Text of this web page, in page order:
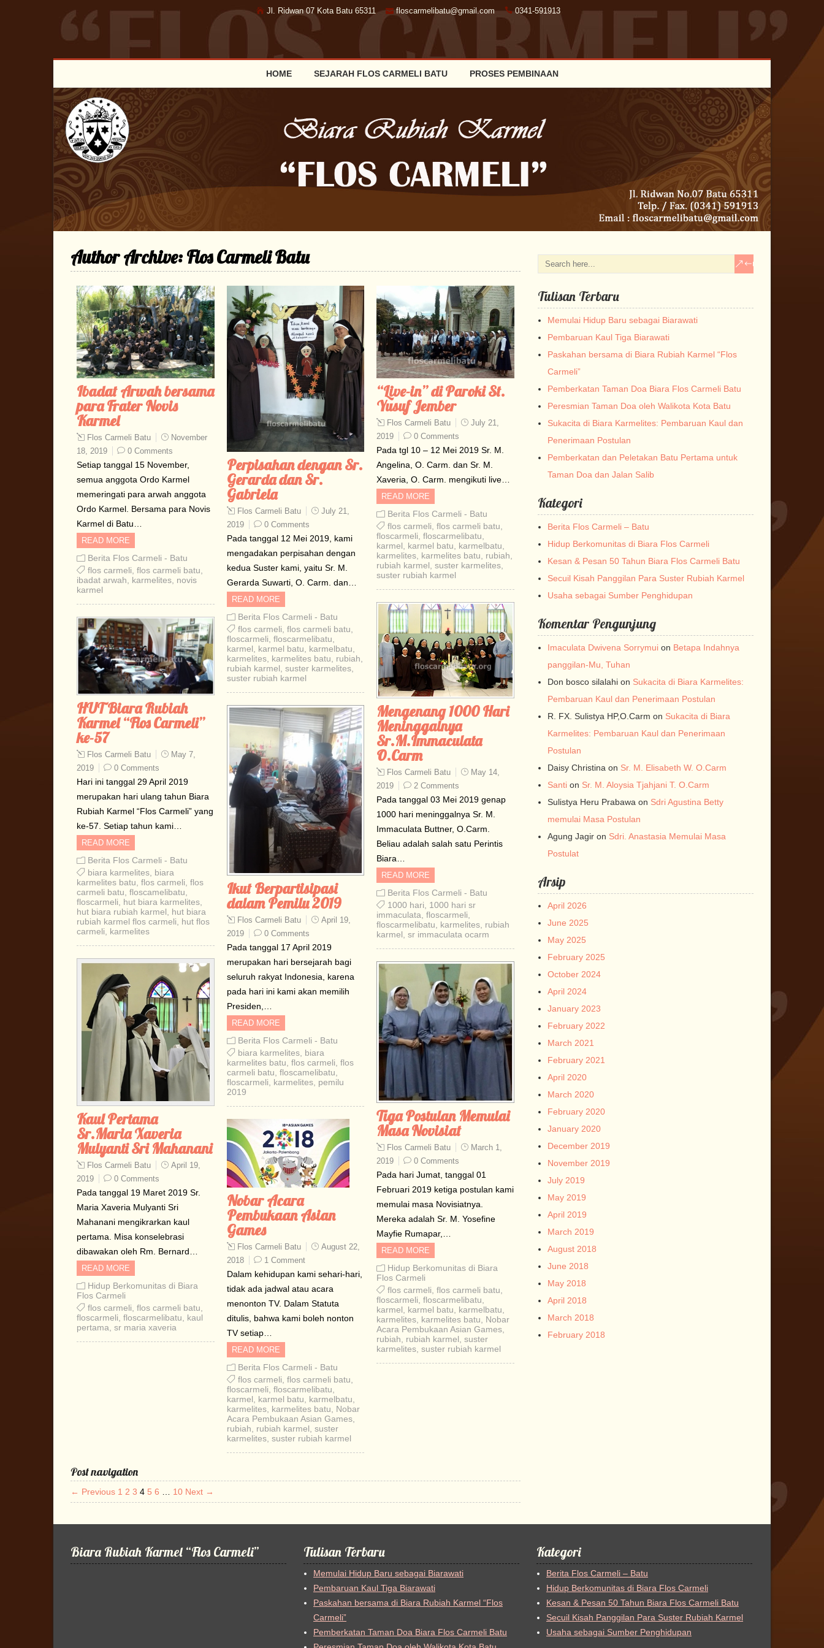
Jl. Ridwan 07 Kota Batu 65311 floscarmelibatu@gmail.com 0341-591913
HOME SEJARAH FLOS CARMELI BATU PROSES PEMBINAAN
Author Archive:Flos Carmeli Batu
Ibadat Arwah bersama
para Frater Novis
Karmel
Flos Carmeli Batu
November
18, 2019
0 Comments
Setiap tanggal 15 November,
semua anggota Ordo Karmel
memeringati para arwah anggota
Ordo Karmel. Bersama para Novis
Karmel di Batu…
READ MORE
Berita Flos Carmeli - Batu
flos carmeli flos carmeli batu
ibadat arwah
karmelites novis
karmel
Perpisahan dengan Sr.
Gerarda dan Sr.
Gabriela
Flos Carmeli Batu
July 21,
2019
0 Comments
Pada tanggal 12 Mei 2019, kami
mengadakan perpisahan dengan
kedua Suster kami, yaitu Sr. M.
Gerarda Suwarti, O. Carm. dan…
READ MORE
Berita Flos Carmeli - Batu
flos carmeli, flos carmeli batu,
floscarmeli, floscarmelibatu,
karmel, karmel batu, karmelbatu,
karmelites, karmelites batu, rubiah,
rubiah karmel, suster karmelites,
suster rubiah karmel
“Live-in” di Paroki St.
Yusuf Jember
Flos Carmeli Batu
July 21,
2019
0 Comments
Pada tgl 10 – 12 Mei 2019 Sr. M.
Angelina, O. Carm. dan Sr. M.
Xaveria, O. Carm. mengikuti live…
READ MORE
Berita Flos Carmeli - Batu
flos carmeli ,flos carmeli batu
floscarmeli ,floscarmelibatu
karmel
karmel batu karmelbatu
karmelites karmelites batu rubiah
rubiah karmel ,suster karmelites
suster rubiah karmel
Mengenang 1000 Hari
Meninggalnya
Sr.M.Immaculata
O.Carm
Flos Carmeli Batu
May 14,
2019
2 Comments
Pada tanggal 03 Mei 2019 genap
1000 hari meninggalnya Sr. M.
Immaculata Buttner, O.Carm.
Beliau adalah salah satu Perintis
Biara…
READ MORE
Berita Flos Carmeli - Batu
1000 hari
1000 hari sr
immaculata ,floscarmeli
floscarmelibatu
karmelites rubiah
karmel ,sr immaculata ocarm
HUT Biara Rubiah
Karmel “Flos Carmeli”
ke-57
Flos Carmeli Batu
May 7,
2019
0 Comments
Hari ini tanggal 29 April 2019
merupakan hari ulang tahun Biara
Rubiah Karmel “Flos Carmeli” yang
ke-57. Setiap tahun kami…
READ MORE
Berita Flos Carmeli - Batu
biara karmelites biara
karmelites batu flos carmeli flos
carmeli batu floscamelibatu
floscarmeli
hut biara karmelites
hut biara rubiah karmel
hut biara
rubiah karmel flos carmeli
hut flos
carmeli
karmelites
Ikut Berpartisipasi
dalam Pemilu 2019
Flos Carmeli Batu
April 19,
2019
0 Comments
Pada tanggal 17 April 2019
merupakan hari bersejarah bagi
seluruh rakyat Indonesia, karena
pada hari ini kami akan memilih
Presiden,…
READ MORE
Berita Flos Carmeli - Batu
biara karmelites, biara
karmelites batu flos carmeli flos
carmeli batu floscamelibatu
floscarmeli
karmelites, pemilu
2019
Kaul Pertama
Sr.Maria Xaveria
Mulyanti Sri Mahanani
Flos Carmeli Batu
April 19,
2019
0 Comments
Pada tanggal 19 Maret 2019 Sr.
Maria Xaveria Mulyanti Sri
Mahanani mengikrarkan kaul
pertama. Misa konselebrasi
dibawakan oleh Rm. Bernard…
READ MORE
Hidup Berkomunitas di Biara
Flos Carmeli
flos carmeli, flos carmeli batu,
floscarmeli, floscarmelibatu, kaul
pertama, sr maria xaveria
Tiga Postulan Memulai
Masa Novisiat
Flos Carmeli Batu
March 1,
2019
0 Comments
Pada hari Jumat, tanggal 01
Februari 2019 ketiga postulan kami
memulai masa Novisiatnya.
Mereka adalah Sr. M. Yosefine
Mayfie Rumapar,…
READ MORE
Hidup Berkomunitas di Biara
Flos Carmeli
flos carmeli ,flos carmeli batu
floscarmeli ,floscarmelibatu
karmel
karmel batu karmelbatu
karmelites karmelites batu
Nobar
Acara Pembukaan Asian Games
rubiah
rubiah karmel ,suster
karmelites ,suster rubiah karmel
Nobar Acara
Pembukaan Asian
Games
Flos Carmeli Batu
August 22,
2018
1 Comment
Dalam kehidupan kami sehari-hari,
tidak ada jadwal atau acara
menonton TV. Dalam Statuta
ditulis, bahwa kami boleh nonton
TV setiap…
READ MORE
Berita Flos Carmeli - Batu
flos carmeli flos carmeli batu
floscarmeli floscarmelibatu
karmel
karmel batu karmelbatu
karmelites, karmelites batu
Nobar
Acara Pembukaan Asian Games,
rubiah
rubiah karmel suster
karmelites, suster rubiah karmel
Post navigation
← Previous 1 2 3 4 5 6 10 Next →
Tulisan Terbaru
Memulai Hidup Baru sebagai Biarawati
Pembaruan Kaul Tiga Biarawati
Paskahan bersama di Biara Rubiah Karmel “Flos
Carmeli”
Pemberkatan Taman Doa Biara Flos Carmeli Batu
Peresmian Taman Doa oleh Walikota Kota Batu
Sukacita di Biara Karmelites: Pembaruan Kaul dan
Penerimaan Postulan
Pemberkatan dan Peletakan Batu Pertama untuk
Taman Doa dan Jalan Salib
Kategori
Berita Flos Carmeli – Batu
Hidup Berkomunitas di Biara Flos Carmeli
Kesan & Pesan 50 Tahun Biara Flos Carmeli Batu
Secuil Kisah Panggilan Para Suster Rubiah Karmel
Usaha sebagai Sumber Penghidupan
Komentar Pengunjung
Imaculata Dwivena Sorrymui on Betapa Indahnya
panggilan-Mu, Tuhan
Don bosco silalahi on Sukacita di Biara Karmelites:
Pembaruan Kaul dan Penerimaan Postulan
R. FX. Sulistya HP,O.Carm on Sukacita di Biara
Karmelites: Pembaruan Kaul dan Penerimaan
Postulan
Daisy Christina on Sr. M. Elisabeth W. O.Carm
Santi on Sr. M. Aloysia Tjahjani T. O.Carm
Sulistya Heru Prabawa on Sdri Agustina Betty
memulai Masa Postulan
Agung Jagir on Sdri. Anastasia Memulai Masa
Postulat
Arsip
April 2026
June 2025
May 2025
February 2025
October 2024
April 2024
January 2023
February 2022
March 2021
February 2021
April 2020
March 2020
February 2020
January 2020
December 2019
November 2019
July 2019
May 2019
April 2019
March 2019
August 2018
June 2018
May 2018
April 2018
March 2018
February 2018
Biara Rubiah Karmel “Flos Carmeli” Tulisan Terbaru
Memulai Hidup Baru sebagai Biarawati
Pembaruan Kaul Tiga Biarawati
Paskahan bersama di Biara Rubiah Karmel “Flos
Carmeli”
Pemberkatan Taman Doa Biara Flos Carmeli Batu
Kategori
Berita Flos Carmeli – Batu
Hidup Berkomunitas di Biara Flos Carmeli
Kesan & Pesan 50 Tahun Biara Flos Carmeli Batu
Secuil Kisah Panggilan Para Suster Rubiah Karmel
Usaha sebagai Sumber Penghidupan